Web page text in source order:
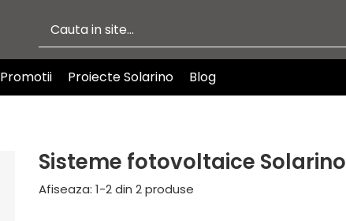
Promotii Proiecte Solarino Blog
Sisteme fotovoltaice Solarino
Afiseaza: 1-2din 2produse